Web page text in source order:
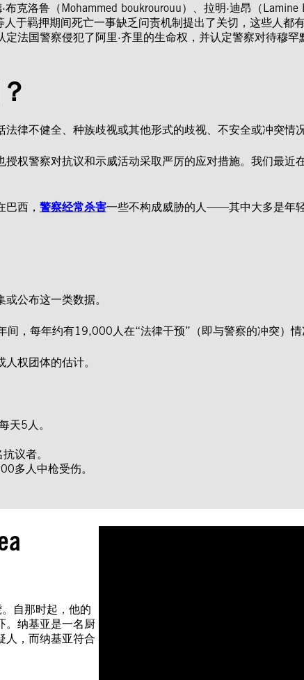
克洛鲁（Mohammed boukrourouu）、拉明·迪昂（Lamine
于羁押期间死亡一事缺乏问责机制提出了关切，这些人都
法国警察侵犯了阿里·齐里的生命权，并认定警察对待穆
律不健全、种族歧视或其他形式的歧视、不安全或冲突情
权警察对抗议和示威活动采取严厉的应对措施。我们最近
西， 警察经常杀害一些不构成威胁的人——其中大多是年
公布这一类数据。
，每年约有19,000人在“法律干预”（即与警察的冲突）情
权团体的估计。
5人。
议者。
多人中枪受伤。
自那时起，他的
。纳基亚是一名厨
人，而纳基亚符合